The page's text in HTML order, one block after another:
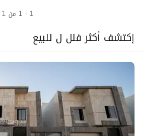
1 - 1 من 1 فلل
إكتشف أكثر فلل ل للبيع